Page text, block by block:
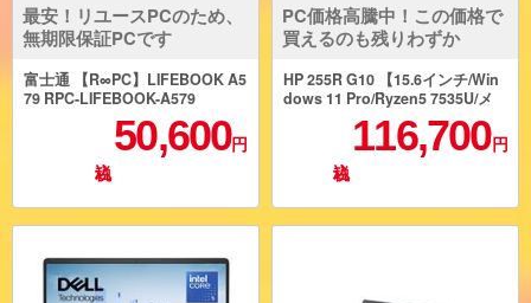
最安！リユースPCのため、
無期限保証PCです
富士通 【R∞PC】LIFEBOOK A5
79 RPC-LIFEBOOK-A579
50,600円
PC価格高騰中！この価格で
買えるのも残りわずか
HP 255R G10 【15.6インチ/Win
dows 11 Pro/Ryzen5 7535U/メ
モリ16GB/SSD256GB/Officeな
し】 C39BPAT-AAGC
116,700 円